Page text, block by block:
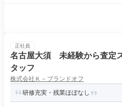
正社員
名古屋大須 未経験から査定
タッフ
株式会社Ｋ－ブランドオフ
研修充実・残業ほぼなし